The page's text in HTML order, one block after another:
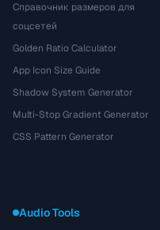
Справочник размеров для
соцсетей
Golden Ratio Calculator
App Icon Size Guide
Shadow System Generator
Multi-Stop Gradient Generator
CSS Pattern Generator
Audio Tools